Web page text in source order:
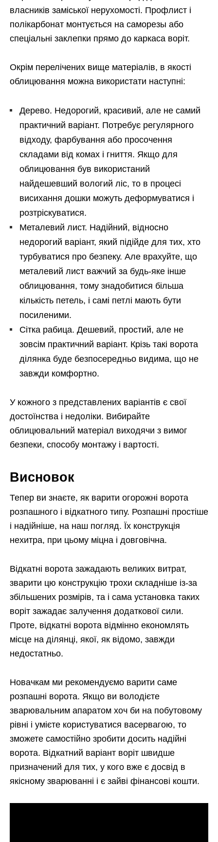
власників заміської нерухомості. Профлист і
полікарбонат монтується на саморезы або
спеціальні заклепки прямо до каркаса воріт.
Окрім перелічених вище матеріалів, в якості
облицювання можна використати наступні:
Дерево. Недорогий, красивий, але не самий
практичний варіант. Потребує регулярного
відходу, фарбування або просочення
складами від комах і гниття. Якщо для
облицювання був використаний
найдешевший вологий ліс, то в процесі
висихання дошки можуть деформуватися і
розтріскуватися.
Металевий лист. Надійний, відносно
недорогий варіант, який підійде для тих, хто
турбуватися про безпеку. Але врахуйте, що
металевий лист важчий за будь-яке інше
облицювання, тому знадобитися більша
кількість петель, і самі петлі мають бути
посиленими.
Сітка рабица. Дешевий, простий, але не
зовсім практичний варіант. Крізь такі ворота
ділянка буде безпосередньо видима, що не
завжди комфортно.
У кожного з представлених варіантів є свої
достоїнства і недоліки. Вибирайте
облицювальний матеріал виходячи з вимог
безпеки, способу монтажу і вартості.
Висновок
Тепер ви знаєте, як варити огорожні ворота
розпашного і відкатного типу. Розпашні простіше
і надійніше, на наш погляд. Їх конструкція
нехитра, при цьому міцна і довговічна.
Відкатні ворота зажадають великих витрат,
зварити цю конструкцію трохи складніше із-за
збільшених розмірів, та і сама установка таких
воріт зажадає залучення додаткової сили.
Проте, відкатні ворота відмінно економлять
місце на ділянці, якої, як відомо, завжди
недостатньо.
Новачкам ми рекомендуємо варити саме
розпашні ворота. Якщо ви володієте
зварювальним апаратом хоч би на побутовому
рівні і умієте користуватися васервагою, то
зможете самостійно зробити досить надійні
ворота. Відкатний варіант воріт швидше
призначений для тих, у кого вже є досвід в
якісному зварюванні і є зайві фінансові кошти.